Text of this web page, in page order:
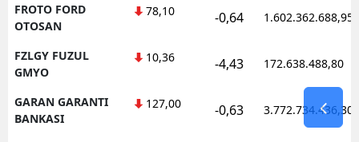
FROTO FORD
OTOSAN
78,10 -0,64 1.602.362.688,95
FZLGY FUZUL
GMYO
10,36 -4,43 172.638.488,80
GARAN GARANTI
BANKASI
127,00 -0,63 3.772.734.436,30